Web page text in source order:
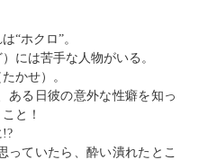
“ホクロ”。
には苦手な人物がいる。
かせ）。
ある日彼の意外な性癖を知っ
と！
ていたら、酔い潰れたとこ